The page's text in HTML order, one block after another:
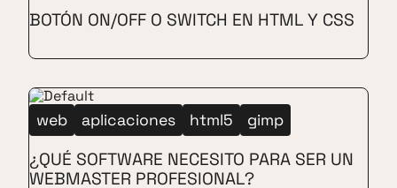
BOTÓN ON/OFF O SWITCH EN HTML Y CSS
web aplicaciones html5 gimp
¿QUÉ SOFTWARE NECESITO PARA SER UN
WEBMASTER PROFESIONAL?